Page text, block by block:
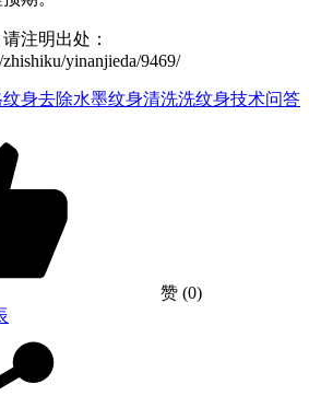
注明出处：
yinanjieda/9469/
身去除水墨纹身清洗洗纹身技术问答
赞 (0)